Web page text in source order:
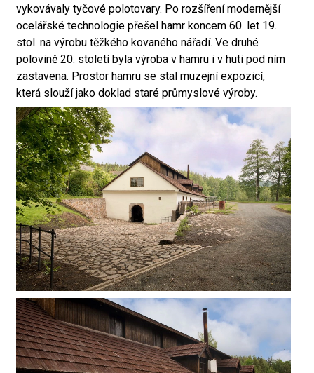
vykovávaly tyčové polotovary. Po rozšíření modernější
ocelářské technologie přešel hamr koncem 60. let 19.
stol. na výrobu těžkého kovaného nářadí. Ve druhé
polovině 20. století byla výroba v hamru i v huti pod ním
zastavena. Prostor hamru se stal muzejní expozicí,
která slouží jako doklad staré průmyslové výroby.